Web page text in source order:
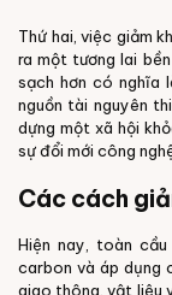
Thứ hai, việc giảm
ra một tương lai
sạch hơn có nghĩa
nguồn tài nguyên
dựng một xã hội
sự đổi mới công
Các cách
Hiện nay, toàn
carbon và áp dụng
giao thông, vật liệu